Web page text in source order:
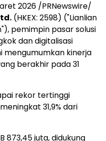
2026 /PRNewswire/
(HKEX: 2598) ("Lianlian
pemimpin pasar solusi
dan digitalisasi
mengumumkan kinerja
berakhir pada 31
rekor tertinggi
31,9% dari
873,45 juta, didukung